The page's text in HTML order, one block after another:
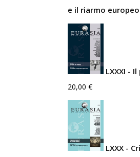
e il riarmo europeo
LXXXI -
20,00 €
LXXX -